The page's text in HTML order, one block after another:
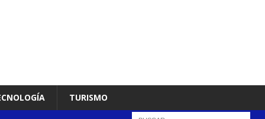
TURISMO